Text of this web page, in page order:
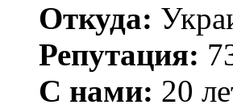
Откуда:
Репутация:
С нами: 20